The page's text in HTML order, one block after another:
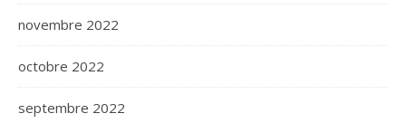
novembre 2022
octobre 2022
septembre 2022